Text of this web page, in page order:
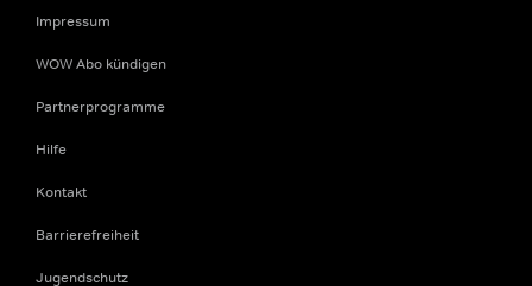
Impressum
WOW Abo kündigen
Partnerprogramme
Hilfe
Kontakt
Barrierefreiheit
Jugendschutz